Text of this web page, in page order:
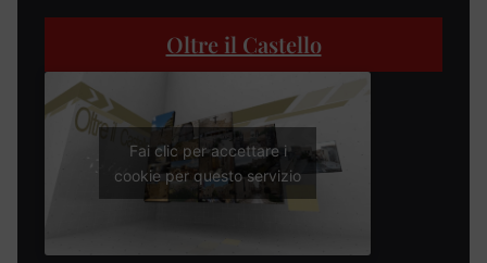
Oltre il Castello
Fai clic per accettare i
cookie per questo servizio